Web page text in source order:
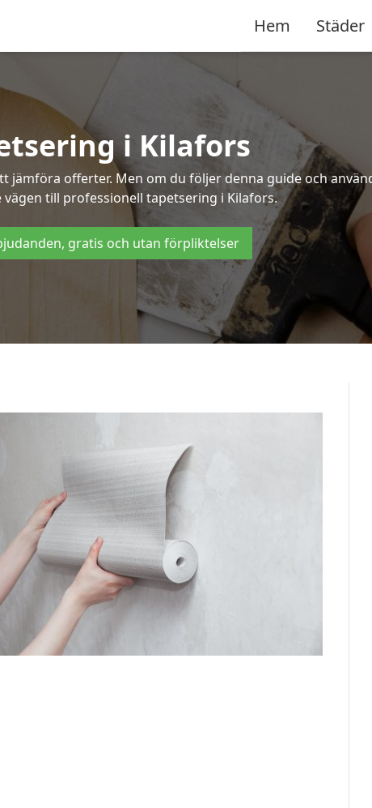
Hem Städer
i Kilafors
jämföra offerter. Men om du följer denna guide och
vägen till professionell tapetsering i Kilafors.
gratis och utan förpliktelser